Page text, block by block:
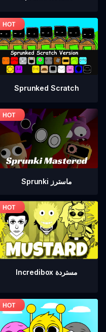
Sprunked Scratch
Sprunki ماسترز
Incredibox مستردة